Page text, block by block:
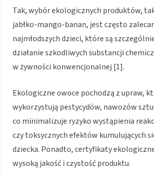
Tak, wybór ekologicznych produktów,
jabłko-mango-banan, jest często
najmłodszych dzieci, które są
działanie szkodliwych substancji
w żywności konwencjonalnej [1].
Ekologiczne owoce pochodzą z upraw,
wykorzystują pestycydów, nawozów
co minimalizuje ryzyko wystąpienia
czy toksycznych efektów kumulujących
dziecka. Ponadto, certyfikaty
wysoką jakość i czystość produktu.